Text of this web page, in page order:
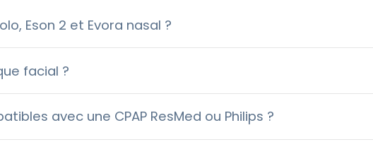
Eson 2 et Evora nasal ?
facial ?
avec une CPAP ResMed ou Philips ?